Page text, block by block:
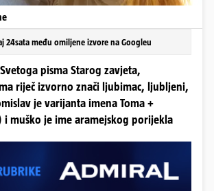
24sata među omiljene izvore na Googleu
pisma Starog zavjeta,
riječ izvorno znači ljubimac, ljubljeni,
je varijanta imena Toma +
i muško je ime aramejskog porijekla